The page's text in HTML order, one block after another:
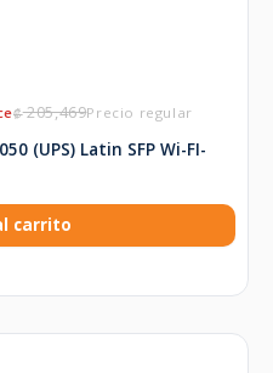
₡205,469
(UPS) Latin SFP Wi-FI-
carrito